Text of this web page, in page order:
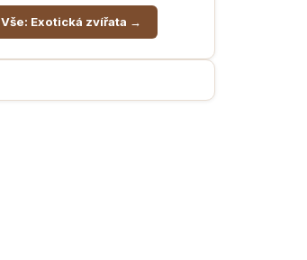
Vše: Exotická zvířata →